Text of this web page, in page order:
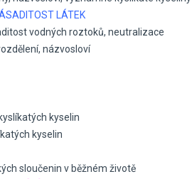
LÁTEK
vodných roztoků, neutralizace
názvosloví
kyselin
kyselin
sloučenin v běžném životě